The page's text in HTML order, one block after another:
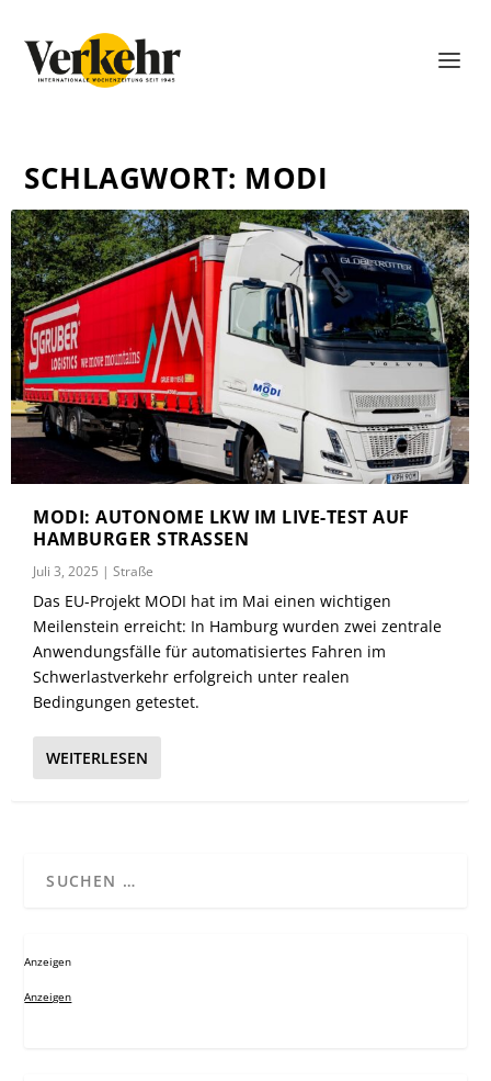
SCHLAGWORT: MODI
MODI: AUTONOME LKW IM LIVE-TEST AUF
HAMBURGER STRASSEN
Juli 3, 2025 |Straße
Das EU-Projekt MODI hat im Mai einen wichtigen
Meilenstein erreicht: In Hamburg wurden zwei zentrale
Anwendungsfälle für automatisiertes Fahren im
Schwerlastverkehr erfolgreich unter realen
Bedingungen getestet.
WEITERLESEN
Anzeigen
Anzeigen